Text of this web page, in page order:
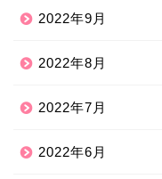
2022年9月
2022年8月
2022年7月
2022年6月